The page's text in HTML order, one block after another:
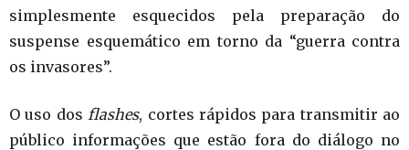
simplesmente esquecidos pela preparação do
suspense esquemático em torno da “guerra contra
os invasores”.
O uso dos flashes, cortes rápidos para transmitir ao
público informações que estão fora do diálogo no